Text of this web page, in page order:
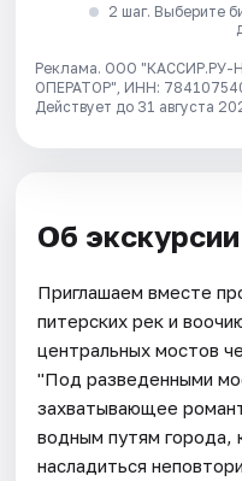
2 шаг. Выберите
Реклама. ООО
ОПЕРАТОР", ИНН:
Действует до 31 августа
Об экскурсии
Приглашаем вместе
питерских рек и
центральных мостов
"Под разведенными
захватывающее
водным путям города,
насладиться